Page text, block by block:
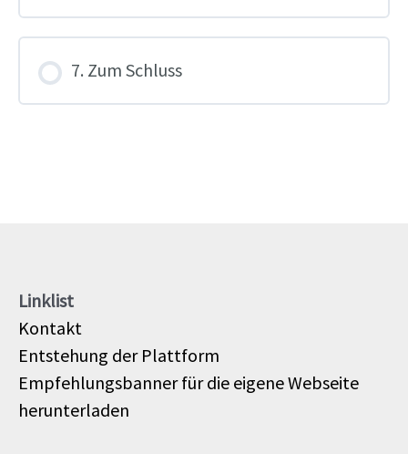
7. Zum Schluss
Linklist
Kontakt
Entstehung der Plattform
Empfehlungsbanner für die eigene Webseite
herunterladen